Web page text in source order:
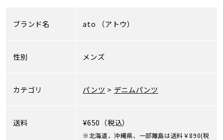
ブランド名 ato （アトウ）
性別 メンズ
カテゴリ パンツ > デニムパンツ
送料 ¥650（税込）
※北海道、沖縄県、一部離島は送料￥890(税